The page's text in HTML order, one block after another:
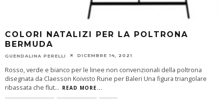
COLORI NATALIZI PER LA POLTRONA
BERMUDA
GUENDALINA PERELLI DICEMBRE 14, 2021
Rosso, verde e bianco per le linee non convenzionali della poltrona
disegnata da Claesson Koivisto Rune per Baleri Una figura triangolare
ribassata che flut... READ MORE...